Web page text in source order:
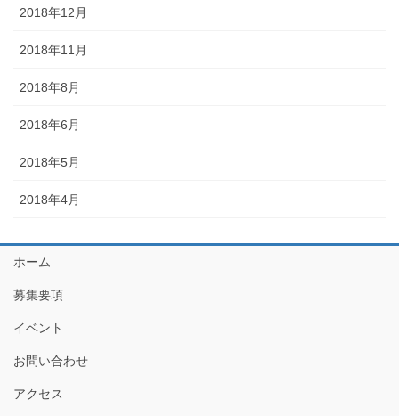
2018年12月
2018年11月
2018年8月
2018年6月
2018年5月
2018年4月
ホーム
募集要項
イベント
お問い合わせ
アクセス